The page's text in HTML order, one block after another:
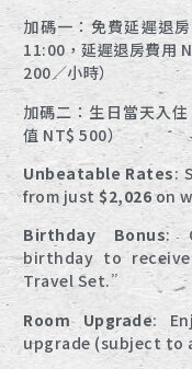
加碼一：免費延遲退
11:00，延遲退房費用
200／小時）
加碼二：生日當天入
值 NT$ 500）
Unbeatable Rates:
from just$2,026on
Birthday Bonus:
birthday to
Travel Set.”
Room Upgrade:
upgrade (subject to